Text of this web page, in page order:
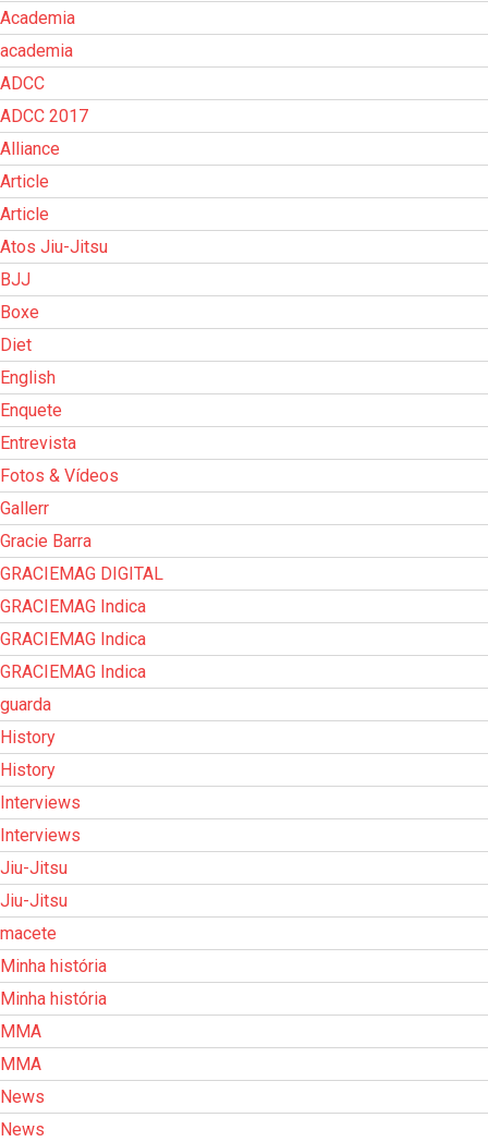
Academia
academia
ADCC
ADCC 2017
Alliance
Article
Article
Atos Jiu-Jitsu
BJJ
Boxe
Diet
English
Enquete
Entrevista
Fotos & Vídeos
Gallerr
Gracie Barra
GRACIEMAG DIGITAL
GRACIEMAG Indica
GRACIEMAG Indica
GRACIEMAG Indica
guarda
History
History
Interviews
Interviews
Jiu-Jitsu
Jiu-Jitsu
macete
Minha história
Minha história
MMA
MMA
News
News